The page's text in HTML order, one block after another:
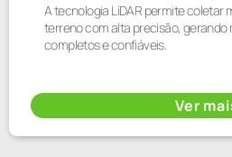
A tecnologia LiDAR permite coletar
terreno com alta precisão, gerando
completos e confiáveis.
Ver